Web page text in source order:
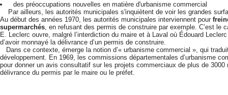
des préoccupations nouvelles en matière d'urbanisme commercial
Par ailleurs, les autorités municipales s'inquiètent de voir les grandes
Au début des années 1970, les autorités municipales interviennent pour
supermarchés, en refusant des permis de construire par exemple. C’est le
E. Leclerc ouvre, malgré l’interdiction du maire et à Laval où Édouard
d’avoir monnayé la délivrance d’un permis de construire.
Dans ce contexte, émerge la notion d’« urbanisme commercial », qui
développement. En 1969, les commissions départementales d’urbanisme
pour donner un avis consultatif sur les projets commerciaux de plus de 3000
délivrance du permis par le maire ou le préfet.